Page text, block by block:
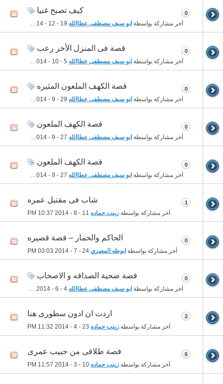
كيف تصبح غنيا
آخر مشاركة بواسطة ابو سيف مصطفى عطاالله
0
قصة فى المنزل الأخر رعب
آخر مشاركة بواسطة ابو سيف مصطفى عطاالله
0
قصة الكهف الملعون المثيره
آخر مشاركة بواسطة ابو سيف مصطفى عطاالله
0
قصة الكهف الملعون
آخر مشاركة بواسطة ابو سيف مصطفى عطاالله
0
قصة الكهف الملعون
آخر مشاركة بواسطة ابو سيف مصطفى عطاالله
0
شاب فى مقتبل عمره
آخر مشاركة بواسطة زينب حماده 10:37 PM
1
الحاكم والحمار – قصة قصيره
آخر مشاركة بواسطة ابوطه المصري 03:03 PM
0
قصة ضحية الصداقه و الاصحاب
آخر مشاركة بواسطة ابو سيف مصطفى عطاالله
0
اردت ان ادون سطورى هنا
آخر مشاركة بواسطة زينب حماده 11:32 PM
2
قصة طلاقى من حبيب عمرى
آخر مشاركة بواسطة زينب حماده 11:57 PM
6